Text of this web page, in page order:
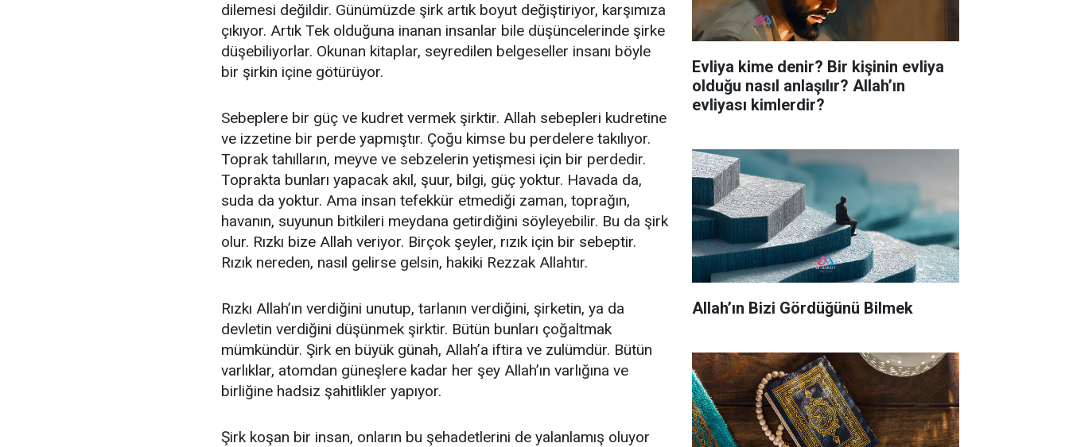
dilemesi değildir. Günümüzde şirk artık boyut değiştiriyor, karşımıza
çıkıyor. Artık Tek olduğuna inanan insanlar bile düşüncelerinde şirke
düşebiliyorlar. Okunan kitaplar, seyredilen belgeseller insanı böyle
bir şirkin içine götürüyor.
Sebeplere bir güç ve kudret vermek şirktir. Allah sebepleri kudretine
ve izzetine bir perde yapmıştır. Çoğu kimse bu perdelere takılıyor.
Toprak tahılların, meyve ve sebzelerin yetişmesi için bir perdedir.
Toprakta bunları yapacak akıl, şuur, bilgi, güç yoktur. Havada da,
suda da yoktur. Ama insan tefekkür etmediği zaman, toprağın,
havanın, suyunun bitkileri meydana getirdiğini söyleyebilir. Bu da şirk
olur. Rızkı bize Allah veriyor. Birçok şeyler, rızık için bir sebeptir.
Rızık nereden, nasıl gelirse gelsin, hakiki Rezzak Allahtır.
Rızkı Allah’ın verdiğini unutup, tarlanın verdiğini, şirketin, ya da
devletin verdiğini düşünmek şirktir. Bütün bunları çoğaltmak
mümkündür. Şirk en büyük günah, Allah’a iftira ve zulümdür. Bütün
varlıklar, atomdan güneşlere kadar her şey Allah’ın varlığına ve
birliğine hadsiz şahitlikler yapıyor.
Şirk koşan bir insan, onların bu şehadetlerini de yalanlamış oluyor
Evliya kime denir? Bir kişinin evliya
olduğu nasıl anlaşılır? Allah’ın
evliyası kimlerdir?
Allah’ın Bizi Gördüğünü Bilmek